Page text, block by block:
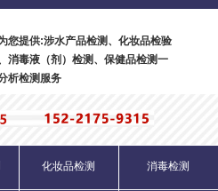
您提供:涉水产品检测、化妆品检验
消毒液（剂）检测、保健品检测一
析检测服务
化妆品检测 消毒检测